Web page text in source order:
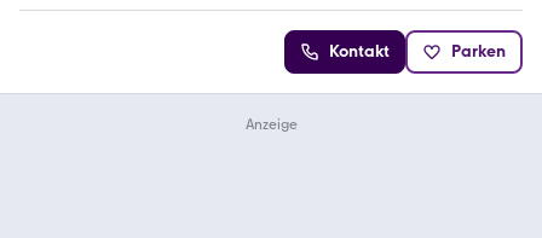
Kontakt Parken